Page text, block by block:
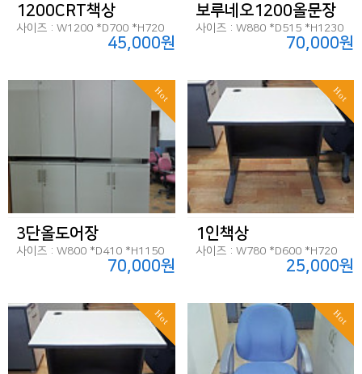
1200CRT책상
사이즈 : W1200 *D700 *H720
45,000원
보루네오1200올문장
사이즈 : W880 *D515 *H1230
70,000원
Hot
3단올도어장
사이즈 : W800 *D410 *H1150
70,000원
Hot
1인책상
사이즈 : W780 *D600 *H720
25,000원
Hot Hot